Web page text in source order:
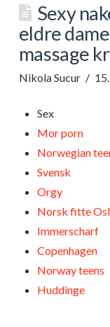
Sexy
eldre
massage
Nikola Sucur
Sex
Mor porn
Norwegian
Svensk
Orgy
Norsk fitte
Immerscharf
Copenhagen
Norway teens
Huddinge